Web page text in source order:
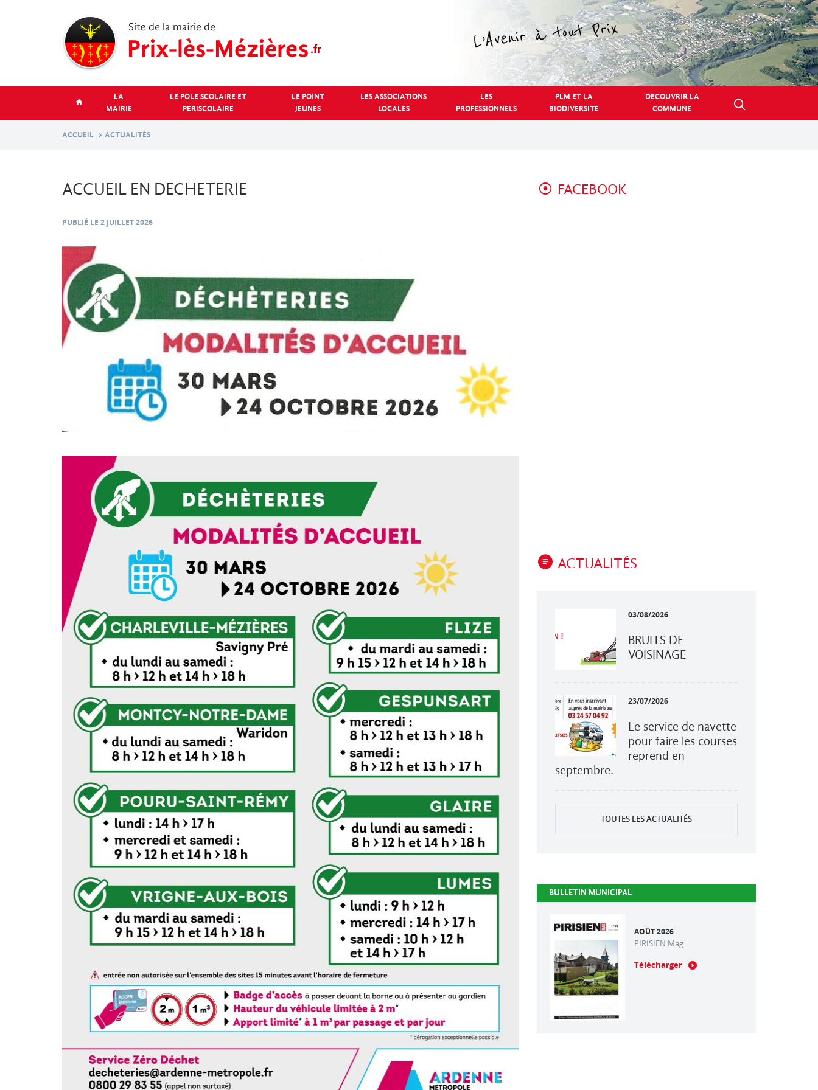
LA
MAIRIE
LE POLE SCOLAIRE ET
PERISCOLAIRE
LE POINT
JEUNES
LES ASSOCIATIONS
LOCALES
LES
PROFESSIONNELS
PLM ET LA
BIODIVERSITE
DECOUVRIR LA
COMMUNE
ACCUEIL ACTUALITÉS
ACCUEIL EN DECHETERIE
PUBLIÉ LE 2 JUILLET 2026
FACEBOOK
ACTUALITÉS
03/08/2026
BRUITS DE
VOISINAGE
23/07/2026
Le service de navette
pour faire les courses
reprend en
septembre.
TOUTES LES ACTUALITÉS
BULLETIN MUNICIPAL
AOÛT 2026
PIRISIEN Mag
Télécharger